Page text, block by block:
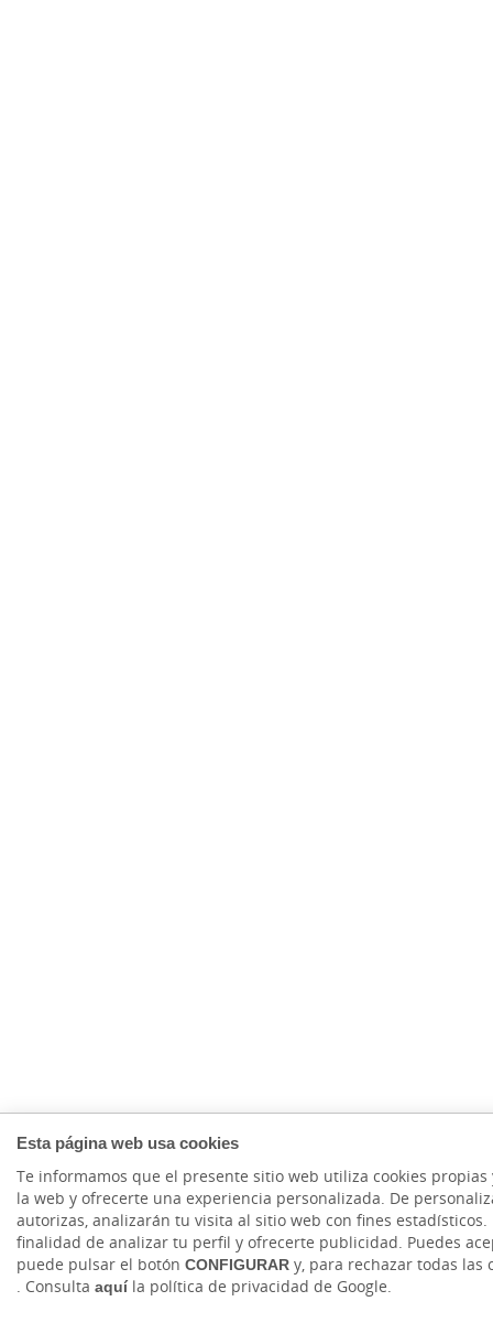
Esta página web usa cookies
Te informamos que el presente sitio web utiliza cookies
la web y ofrecerte una experiencia personalizada. De
autorizas, analizarán tu visita al sitio web con fines
finalidad de analizar tu perfil y ofrecerte publicidad. Puedes
puede pulsar el botón CONFIGURAR y, para rechazar todas
. Consulta aquíla política de privacidad de Google.